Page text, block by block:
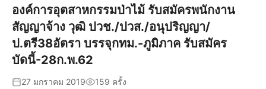
องค์การอุตสาหกรรมป่าไม้ รับสมัครพนักงาน
สัญญาจ้าง วุฒิ ปวช./ปวส./อนุปริญญา/
ป.ตรี38อัตรา บรรจุกทม.-ภูมิภาค รับสมัคร
บัดนี้-28ก.พ.62
27 มกราคม 2019
159 ครั้ง